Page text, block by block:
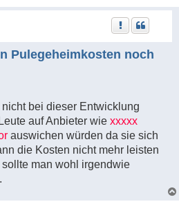
Pulegeheimkosten noch
bei dieser Entwicklung
auf Anbieter wie xxxxx
auswichen würden da sie sich
die Kosten nicht mehr leisten
man wohl irgendwie